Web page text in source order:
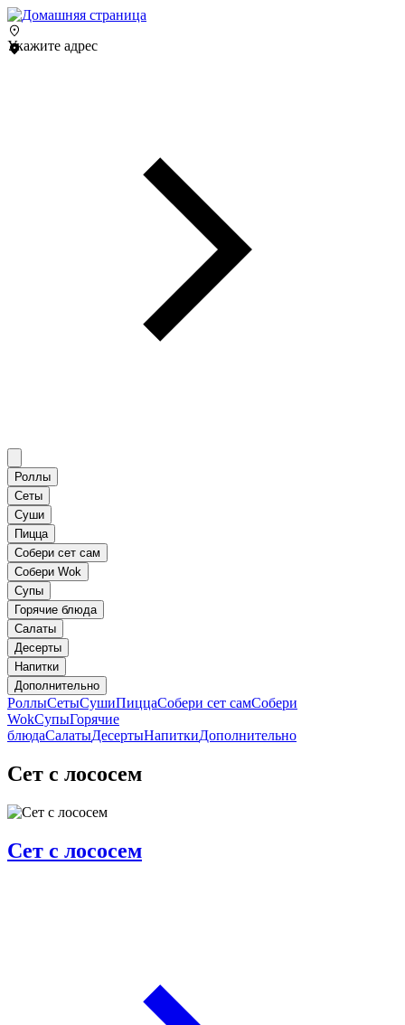
Укажите адрес
Роллы
Сеты
Суши
Пицца
Собери сет сам
Собери Wok
Супы
Горячие блюда
Салаты
Десерты
Напитки
Дополнительно
РоллыСетыСушиПиццаСобери сет самСобери
WokСупыГорячие
блюдаСалатыДесертыНапиткиДополнительно
Сет с лососем
Сет с лососем